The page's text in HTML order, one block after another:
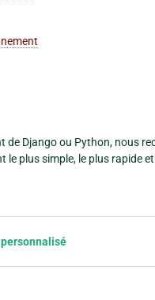
de Django ou Python, nous
le plus simple, le plus rapide
personnalisé